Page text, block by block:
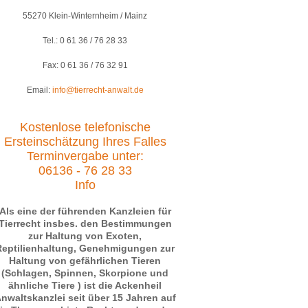
55270 Klein-Winternheim / Mainz
Tel.: 0 61 36 / 76 28 33
Fax: 0 61 36 / 76 32 91
Email: info@tierrecht-anwalt.de
Kostenlose telefonische
Ersteinschätzung Ihres Falles
Terminvergabe unter:
06136 - 76 28 33
Info
eine der führenden Kanzleien für
insbes. den Bestimmungen
zur Haltung von Exoten,
Genehmigungen zur
Haltung von gefährlichen Tieren
(Schlagen, Spinnen, Skorpione und
ähnliche Tiere ) ist die Ackenheil
seit über 15 Jahren auf